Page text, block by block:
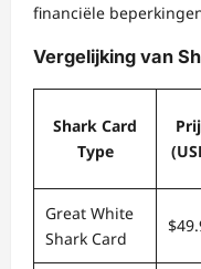
financiële
Vergelijking van
Shark Card
Type
Great White
Shark Card